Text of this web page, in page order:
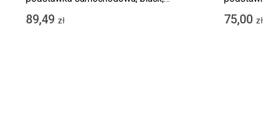
125–150 cm
89,49 zł
150 cm
75,00 zł